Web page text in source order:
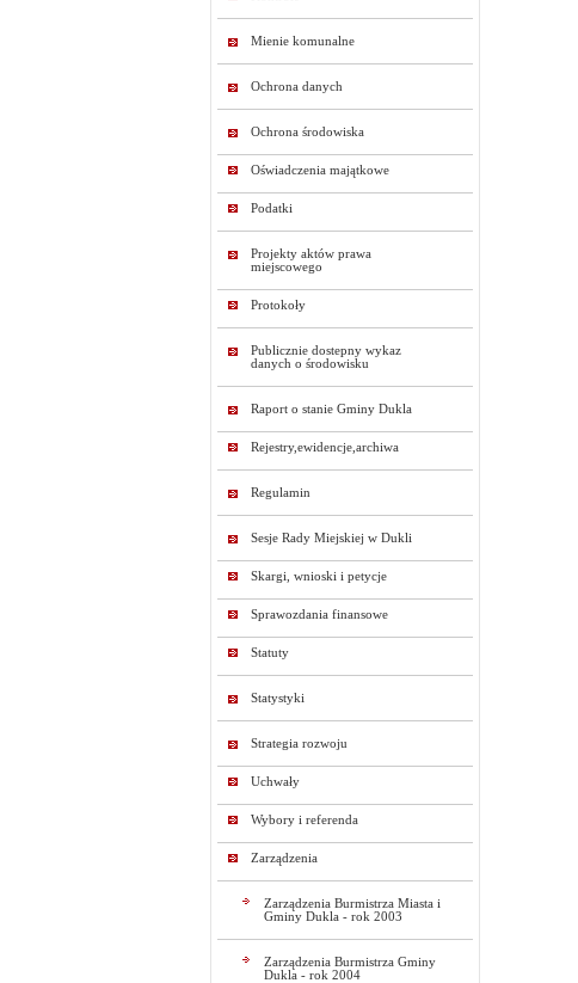
Mienie komunalne
Ochrona danych
Ochrona środowiska
Oświadczenia majątkowe
Podatki
Projekty aktów prawa
miejscowego
Protokoły
Publicznie dostepny wykaz
danych o środowisku
Raport o stanie Gminy Dukla
Rejestry,ewidencje,archiwa
Regulamin
Sesje Rady Miejskiej w Dukli
Skargi, wnioski i petycje
Sprawozdania finansowe
Statuty
Statystyki
Strategia rozwoju
Uchwały
Wybory i referenda
Zarządzenia
Zarządzenia Burmistrza Miasta i
Gminy Dukla - rok 2003
Zarządzenia Burmistrza Gminy
Dukla - rok 2004